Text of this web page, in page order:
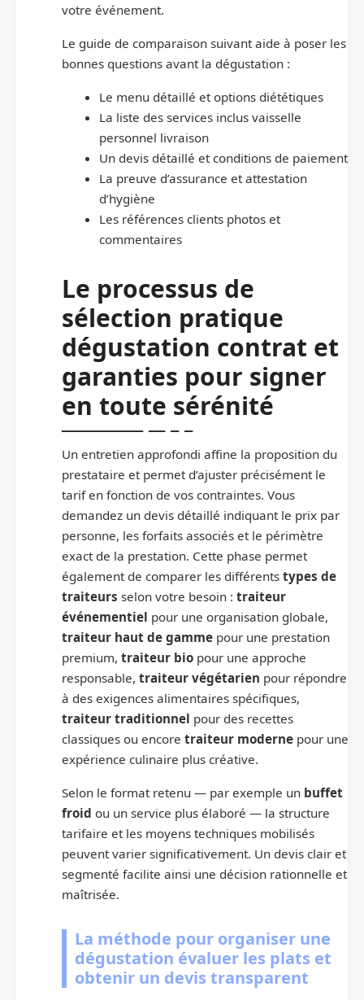
votre événement.
Le guide de comparaison suivant aide à poser les
bonnes questions avant la dégustation :
Le menu détaillé et options diététiques
La liste des services inclus vaisselle
personnel livraison
Un devis détaillé et conditions de paiement
La preuve d’assurance et attestation
d’hygiène
Les références clients photos et
commentaires
Le processus de
sélection pratique
dégustation contrat et
garanties pour signer
en toute sérénité
Un entretien approfondi affine la proposition du
prestataire et permet d’ajuster précisément le
tarif en fonction de vos contraintes. Vous
demandez un devis détaillé indiquant le prix par
personne, les forfaits associés et le périmètre
exact de la prestation. Cette phase permet
également de comparer les différents types de
traiteurs selon votre besoin : traiteur
événementiel pour une organisation globale,
traiteur haut de gamme pour une prestation
premium, traiteur bio pour une approche
responsable, traiteur végétarien pour répondre
à des exigences alimentaires spécifiques,
traiteur traditionnel pour des recettes
classiques ou encore traiteur moderne pour une
expérience culinaire plus créative.
Selon le format retenu — par exemple un buffet
froid ou un service plus élaboré — la structure
tarifaire et les moyens techniques mobilisés
peuvent varier significativement. Un devis clair et
segmenté facilite ainsi une décision rationnelle et
maîtrisée.
La méthode pour organiser une
dégustation évaluer les plats et
obtenir un devis transparent